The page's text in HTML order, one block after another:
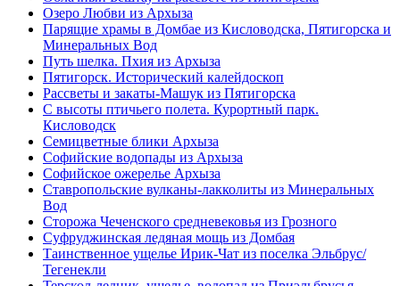
Озеро Любви из Архыза
Парящие храмы в Домбае из Кисловодска, Пятигорска и
Минеральных Вод
Путь шелка. Пхия из Архыза
Пятигорск. Исторический калейдоскоп
Рассветы и закаты-Машук из Пятигорска
С высоты птичьего полета. Курортный парк.
Кисловодск
Семицветные блики Архыза
Софийские водопады из Архыза
Софийское ожерелье Архыза
Ставропольские вулканы-лакколиты из Минеральных
Вод
Сторожа Чеченского средневековья из Грозного
Суфруджинская ледяная мощь из Домбая
Таинственное ущелье Ирик-Чат из поселка Эльбрус/
Тегенекли